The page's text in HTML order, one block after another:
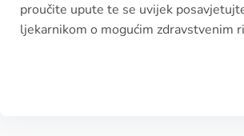
proučite upute te se uvijek
ljekarnikom o mogućim zdravstvenim